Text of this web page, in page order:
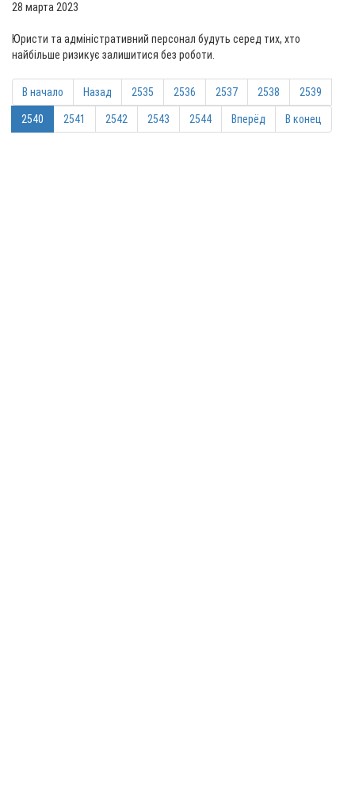
28 марта 2023
Юристи та адміністративний персонал будуть серед тих, хто
найбільше ризикує залишитися без роботи.
В начало Назад 2535 2536 2537 2538 2539
2540 2541 2542 2543 2544 Вперёд В конец